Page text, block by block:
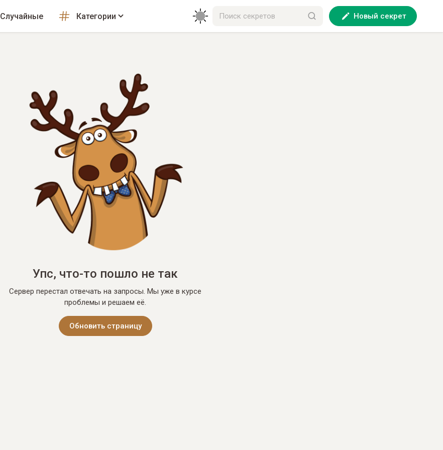
Случайные Категории Новый секрет
Упс, что-то пошло не так
Сервер перестал отвечать на запросы. Мы уже в курсе
проблемы и решаем её.
Обновить страницу